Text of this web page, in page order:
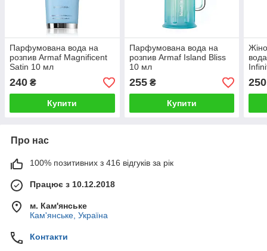
Парфумована вода на
розпив Armaf Magnificent
Satin 10 мл
240 ₴
Купити
Парфумована вода на
розпив Armaf Island Bliss
10 мл
255₴
Купити
250
Про нас
100% позитивних з 416 відгуків за рік
Працює з 10.12.2018
м. Кам'янське
Кам'янське, Україна
Контакти